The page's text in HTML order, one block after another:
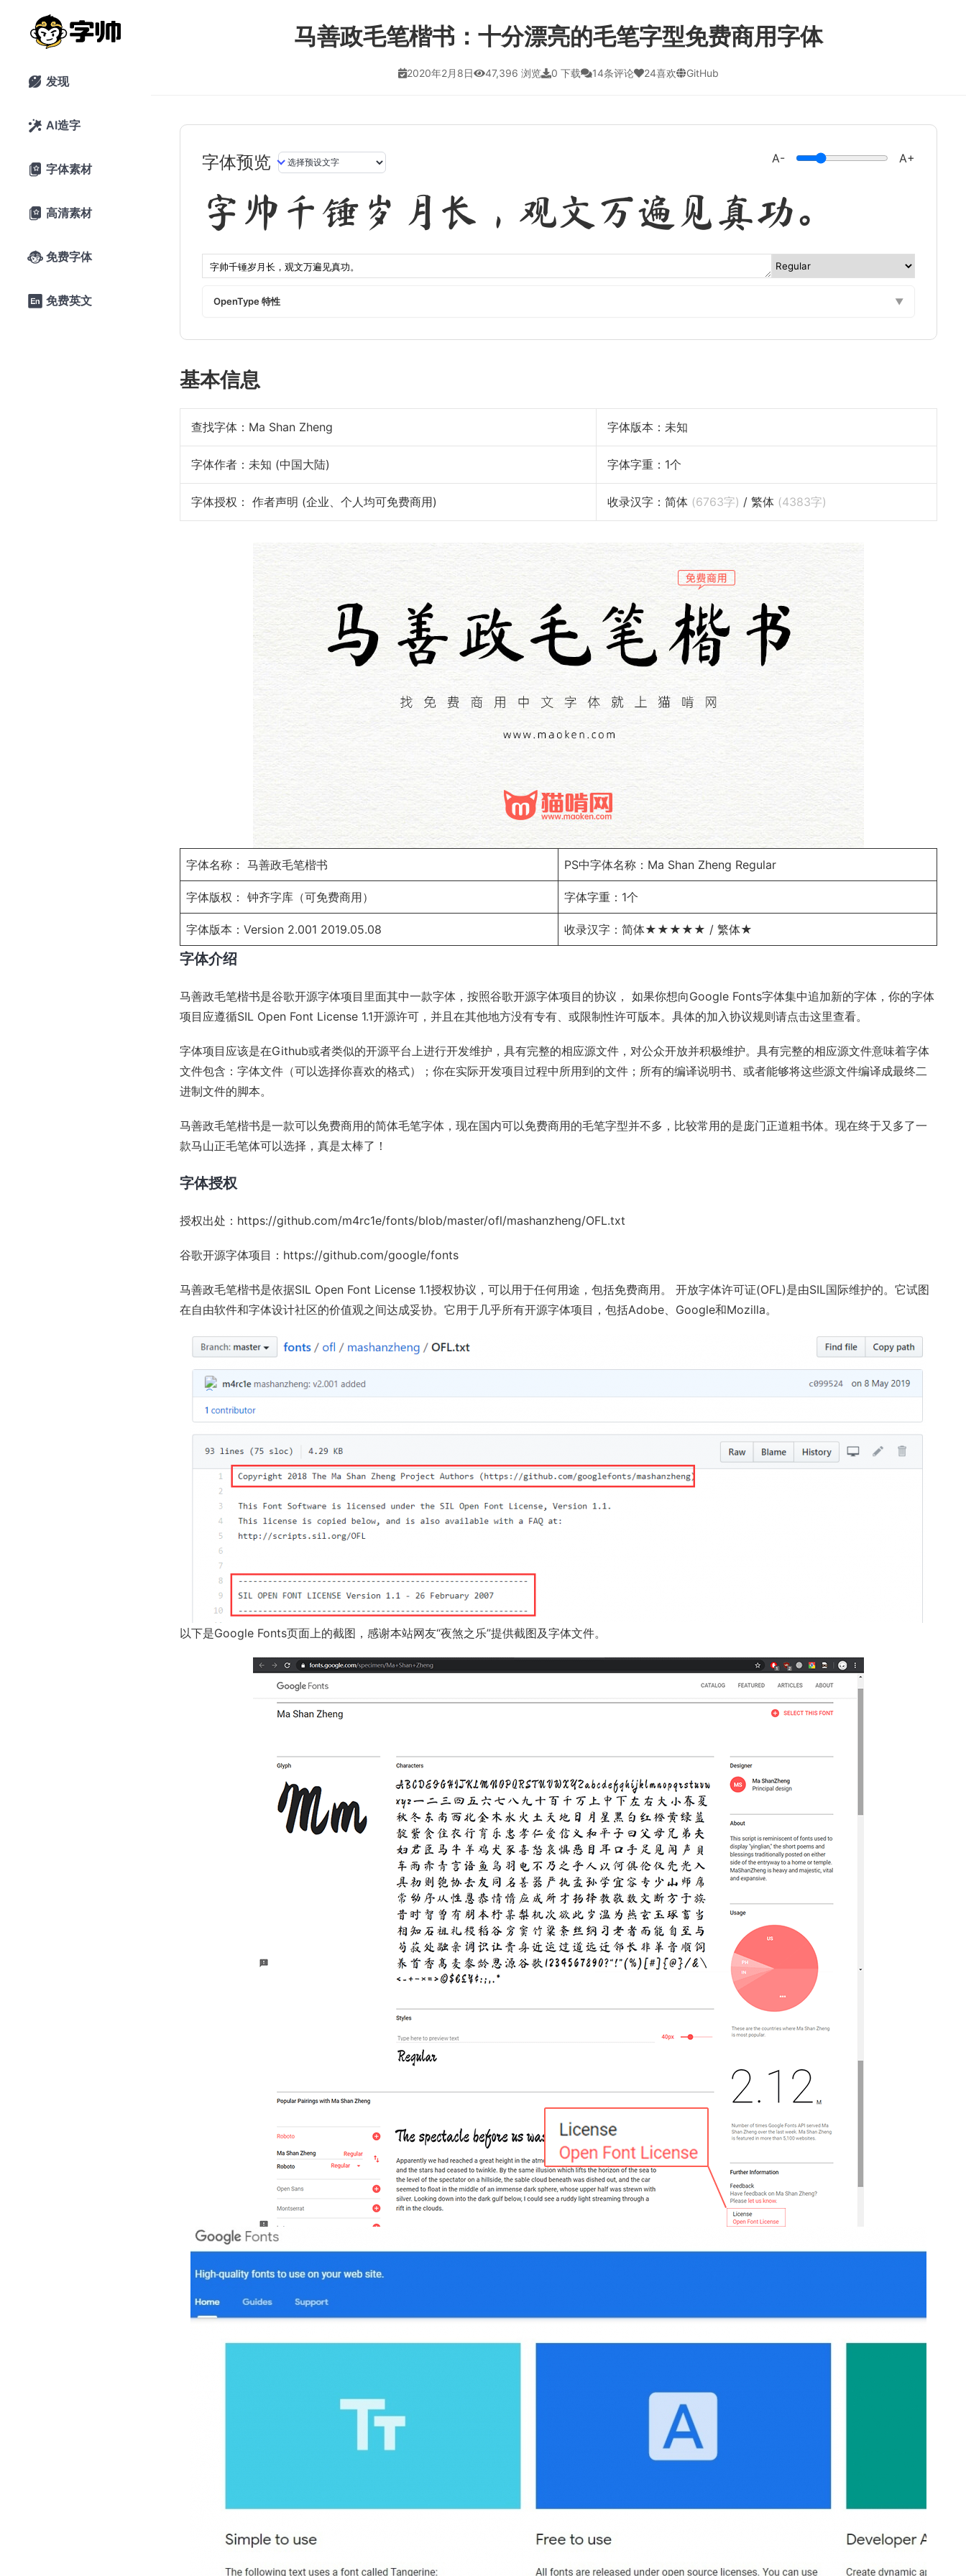
 发现
 AI造字
 字体素材
 高清素材
 免费字体
 免费英文
马善政毛笔楷书：十分漂亮的毛笔字型免费商用字体
2020年2月8日 47,396 浏览 0 下载 14条评论 24喜欢 GitHub
字体预览 A- A+
字帅千锤岁月长，观文万遍见真功。
OpenType 特性 ▼
基本信息
查找字体： Ma Shan Zheng 字体版本：未知
字体作者：未知 (中国大陆) 字体字重：1个
字体授权： 作者声明 (企业、个人均可免费商用) 收录汉字：简体 (6763字) / 繁体 (4383字)
字体名称： 马善政毛笔楷书 PS中字体名称：Ma Shan Zheng Regular
字体版权： 钟齐字库（可免费商用） 字体字重：1个
字体版本：Version 2.001 2019.05.08 收录汉字：简体★★★★★ / 繁体★
字体介绍
马善政毛笔楷书是谷歌开源字体项目里面其中一款字体，按照谷歌开源字体项目的协议， 如果你想向Google Fonts字体集中追加新的字体，你的字体
项目应遵循SIL Open Font License 1.1开源许可，并且在其他地方没有专有、或限制性许可版本。具体的加入协议规则请点击这里查看。
字体项目应该是在Github或者类似的开源平台上进行开发维护，具有完整的相应源文件，对公众开放并积极维护。具有完整的相应源文件意味着字体
文件包含：字体文件（可以选择你喜欢的格式）；你在实际开发项目过程中所用到的文件；所有的编译说明书、或者能够将这些源文件编译成最终二
进制文件的脚本。
马善政毛笔楷书是一款可以免费商用的简体毛笔字体，现在国内可以免费商用的毛笔字型并不多，比较常用的是庞门正道粗书体。现在终于又多了一
款马山正毛笔体可以选择，真是太棒了！
字体授权
授权出处： https://github.com/m4rc1e/fonts/blob/master/ofl/mashanzheng/OFL.txt
谷歌开源字体项目： https://github.com/google/fonts
马善政毛笔楷书是依据SIL Open Font License 1.1授权协议，可以用于任何用途，包括免费商用。 开放字体许可证(OFL)是由SIL国际维护的。它试图
在自由软件和字体设计社区的价值观之间达成妥协。它用于几乎所有开源字体项目，包括Adobe、Google和Mozilla。
以下是Google Fonts页面上的截图，感谢本站网友“夜煞之乐”提供截图及字体文件。